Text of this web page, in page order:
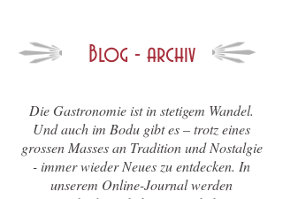
Blog - archiv
Die Gastronomie ist in stetigem Wandel.
Und auch im Bodu gibt es – trotz eines
grossen Masses an Tradition und Nostalgie
- immer wieder Neues zu entdecken. In
unserem Online-Journal werden